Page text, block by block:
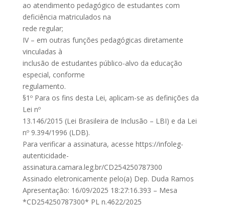
ao atendimento pedagógico de estudantes com
deficiência matriculados na
rede regular;
IV – em outras funções pedagógicas diretamente
vinculadas à
inclusão de estudantes público-alvo da educação
especial, conforme
regulamento.
§1º Para os fins desta Lei, aplicam-se as definições da
Lei nº
13.146/2015 (Lei Brasileira de Inclusão – LBI) e da Lei
nº 9.394/1996 (LDB).
Para verificar a assinatura, acesse https://infoleg-
autenticidade-
assinatura.camara.leg.br/CD254250787300
Assinado eletronicamente pelo(a) Dep. Duda Ramos
Apresentação: 16/09/2025 18:27:16.393 – Mesa
*CD254250787300* PL n.4622/2025